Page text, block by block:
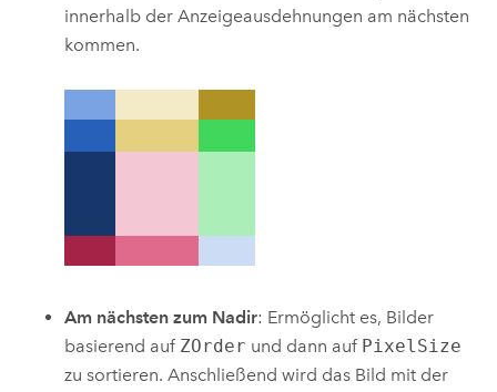
innerhalb der Anzeigeausdehnungen am nächsten
kommen.
Am nächsten zum Nadir: Ermöglicht es, Bilder
basierend auf ZOrder und dann auf PixelSize
zu sortieren. Anschließend wird das Bild mit der